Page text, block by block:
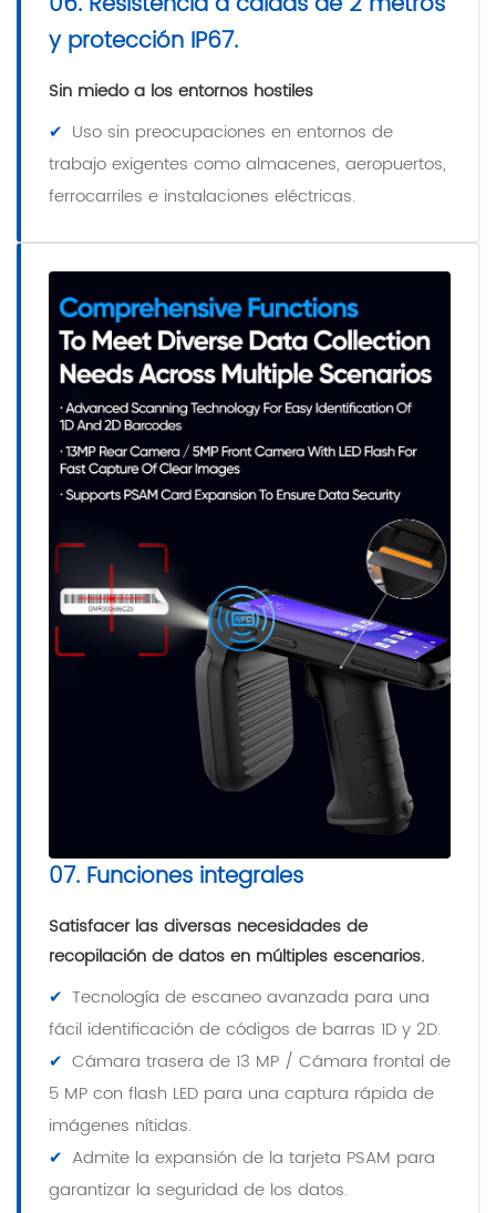
y protección IP67.
Sin miedo a los entornos hostiles
✔ Uso sin preocupaciones en entornos de
trabajo exigentes como almacenes, aeropuertos,
ferrocarriles e instalaciones eléctricas.
07. Funciones integrales
Satisfacer las diversas necesidades de
recopilación de datos en múltiples escenarios.
✔ Tecnología de escaneo avanzada para una
fácil identificación de códigos de barras 1D y 2D.
✔ Cámara trasera de 13 MP / Cámara frontal de
5 MP con flash LED para una captura rápida de
imágenes nítidas.
✔ Admite la expansión de la tarjeta PSAM para
garantizar la seguridad de los datos.